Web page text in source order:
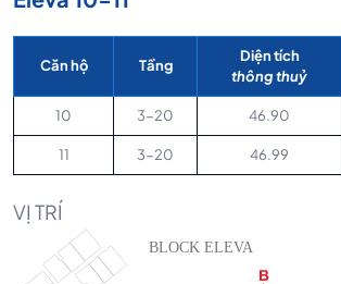
Căn hộ Tầng
Diện tích
thông thuỷ
10 3-20 46.90
11 3-20 46.99
VỊ TRÍ